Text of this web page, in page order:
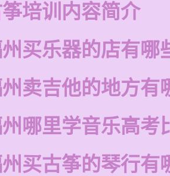
培训内容简介
买乐器的店有哪
卖吉他的地方有
哪里学音乐高考
买古筝的琴行有